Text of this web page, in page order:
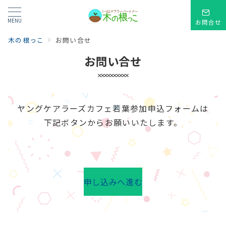
MENU お問合せ
木の根っこ お問い合せ
お問い合せ
ヤングケアラーズカフェ若葉参加申込フォームは
下記ボタンからお願いいたします。
申し込みへ進む